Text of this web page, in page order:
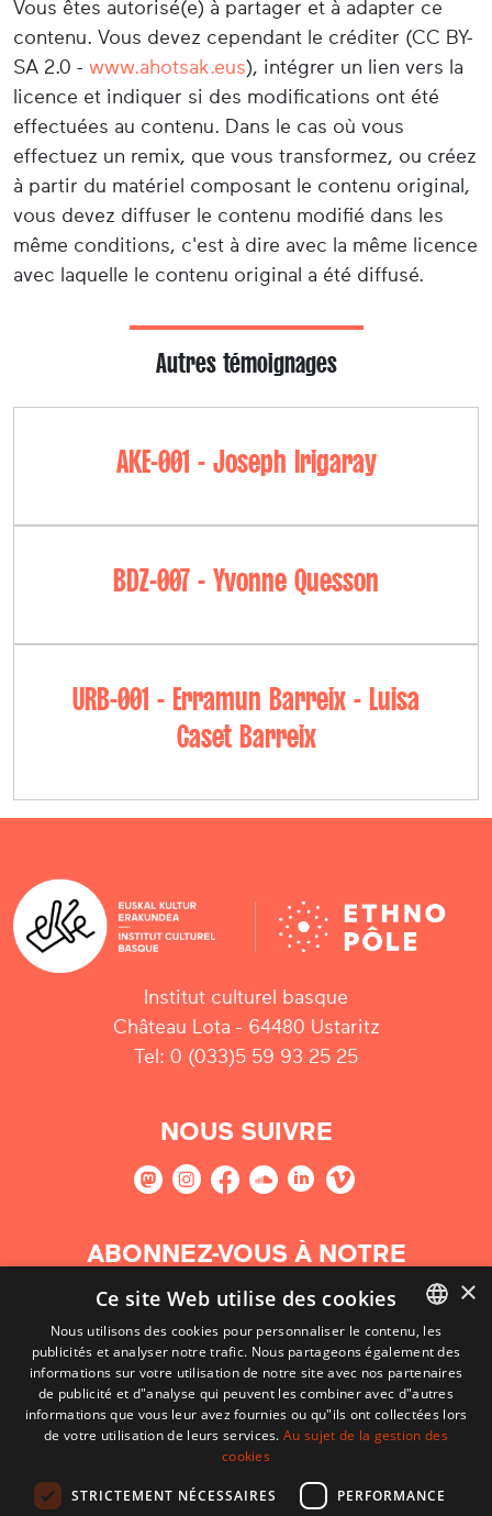
Vous êtes autorisé(e) à partager et à adapter ce
contenu. Vous devez cependant le créditer (CC BY-
SA 2.0 - www.ahotsak.eus), intégrer un lien vers la
licence et indiquer si des modifications ont été
effectuées au contenu. Dans le cas où vous
effectuez un remix, que vous transformez, ou créez
à partir du matériel composant le contenu original,
vous devez diffuser le contenu modifié dans les
même conditions, c'est à dire avec la même licence
avec laquelle le contenu original a été diffusé.
Autres témoignages
AKE-001 - Joseph Irigaray
BDZ-007 - Yvonne Quesson
URB-001 - Erramun Barreix - Luisa
Caset Barreix
Institut culturel basque
Château Lota - 64480 Ustaritz
Tel: 0 (033)5 59 93 25 25
NOUS SUIVRE
ABONNEZ-VOUS À NOTRE
NEWSLETTER
S'abonner
BASQUE
FRENCH
×
Ce site Web utilise des cookies
Nous utilisons des cookies pour personnaliser le contenu, les
publicités et analyser notre trafic. Nous partageons également des
informations sur votre utilisation de notre site avec nos partenaires
de publicité et d"analyse qui peuvent les combiner avec d"autres
informations que vous leur avez fournies ou qu"ils ont collectées lors
de votre utilisation de leurs services.Au sujet de la gestion des
cookies
STRICTEMENT NÉCESSAIRES PERFORMANCE